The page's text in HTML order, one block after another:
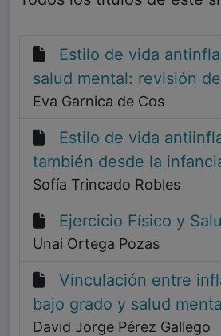
Estilo de vida
salud mental: revisión
Eva Garnica de Cos
Estilo de vida
también desde la
Sofía Trincado Robles
Ejercicio Físico y
Unai Ortega Pozas
Vinculación entre
bajo grado y salud
David Jorge Pérez Gallego